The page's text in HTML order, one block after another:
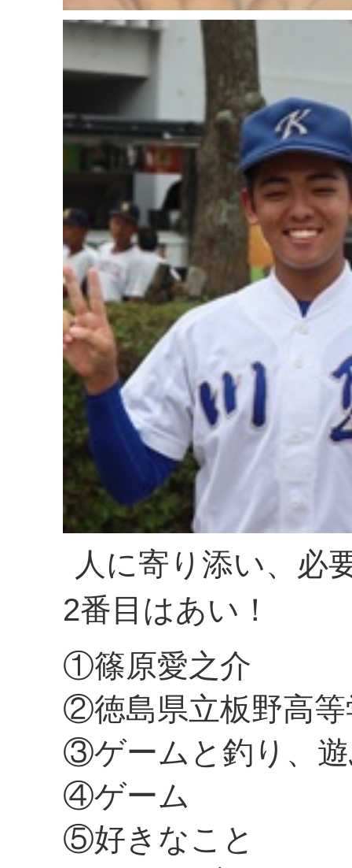
人に寄り添い、必
2番目はあい！
①篠原愛之介
②徳島県立板野高等
③ゲームと釣り、
④ゲーム
⑤好きなこと